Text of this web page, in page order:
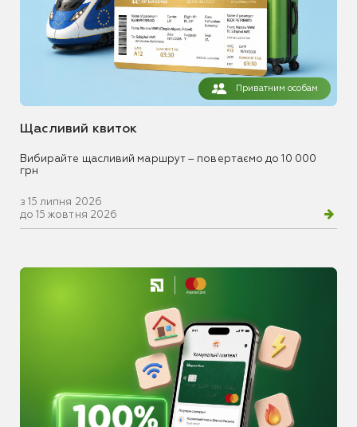
Приватним особам
Щасливий квиток
Вибирайте щасливий маршрут – повертаємо до 10 000
грн
з 15 липня 2026
до 15 жовтня 2026